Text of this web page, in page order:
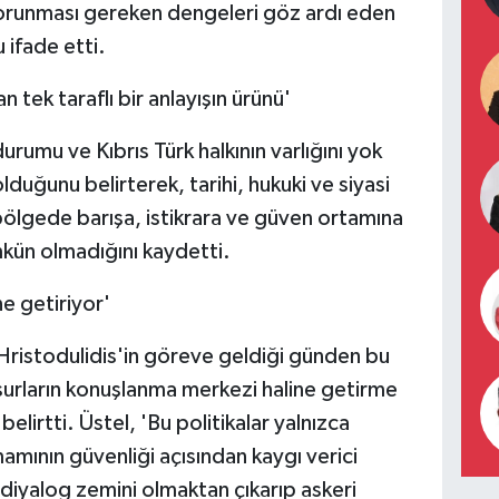
gereken dengeleri göz ardı eden
ifade etti.
tek taraflı bir anlayışın ürünü'
ve Kıbrıs Türk halkının varlığını yok
belirterek, tarihi, hukuki ve siyasi
barışa, istikrara ve güven ortamına
olmadığını kaydetti.
getiriyor'
göreve geldiği günden bu
konuşlanma merkezi haline getirme
belirtti. Üstel, 'Bu politikalar yalnızca
güvenliği açısından kaygı verici
zemini olmaktan çıkarıp askeri